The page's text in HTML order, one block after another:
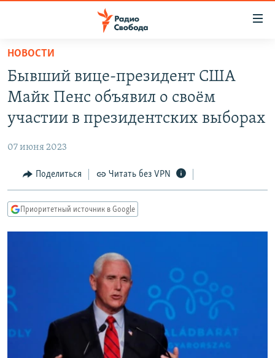
упрощенного
доступа
Вернуться
основному
Вернутся
Вернутся
МНЕНИЯ
КУЛЬТУРА
КАВКАЗ.РЕАЛИИ
РАСПИСАНИЕ ВЕЩАНИЯ
ПОДПИШИТЕСЬ НА РАССЫЛКУ
СОЦИАЛЬНЫЕ СЕТИ
НОВОСТИ
Бывший вице-президент США
Майк Пенс объявил о своём
участии в президентских выборах
07 июня 2023
Поделиться Читать без VPN
Приоритетный источник в Google